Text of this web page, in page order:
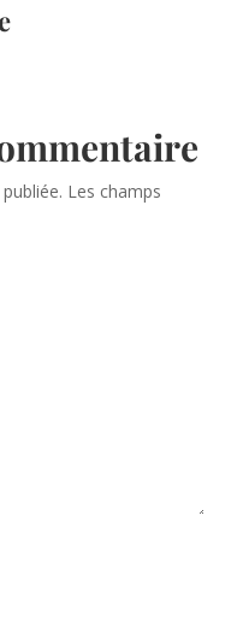
Les champs